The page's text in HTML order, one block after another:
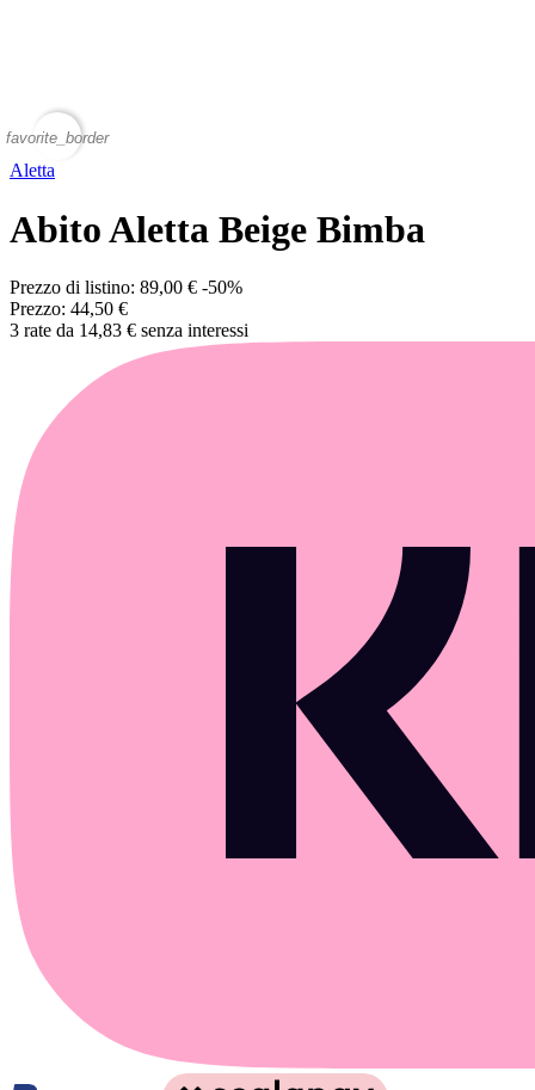
favorite_border
Aletta
Abito Aletta Beige Bimba
Prezzo di listino: 89,00 € -50%
Prezzo: 44,50 €
3 rate da 14,83 € senza interessi